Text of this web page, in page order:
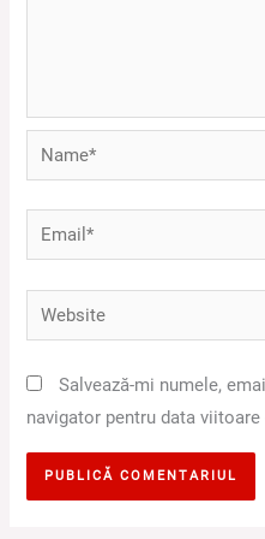
Name*
Email*
Website
Salvează-mi numele,
navigator pentru data